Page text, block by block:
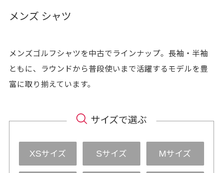
メンズ シャツ
メンズゴルフシャツを中古でラインナップ。長袖・半袖
ともに、ラウンドから普段使いまで活躍するモデルを豊
富に取り揃えています。
サイズで選ぶ
XSサイズ Sサイズ Mサイズ